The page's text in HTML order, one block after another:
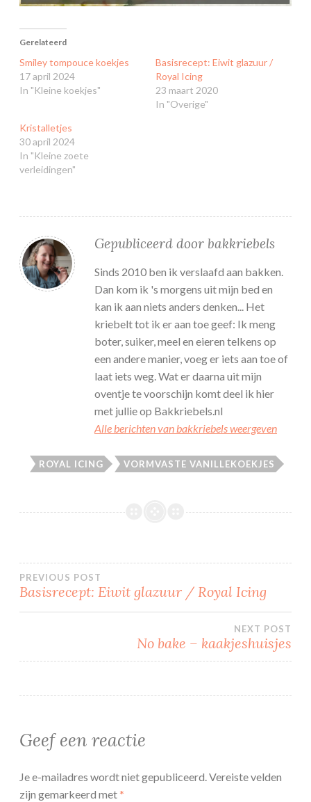
Gerelateerd
Smiley tompouce koekjes
17 april 2024
In "Kleine koekjes"
Basisrecept: Eiwit glazuur /
Royal Icing
23 maart 2020
In "Overige"
Kristalletjes
30 april 2024
In "Kleine zoete
verleidingen"
Gepubliceerd door bakkriebels
Sinds 2010 ben ik verslaafd aan bakken.
Dan kom ik 's morgens uit mijn bed en
kan ik aan niets anders denken... Het
kriebelt tot ik er aan toe geef: Ik meng
boter, suiker, meel en eieren telkens op
een andere manier, voeg er iets aan toe of
laat iets weg. Wat er daarna uit mijn
oventje te voorschijn komt deel ik hier
met jullie op Bakkriebels.nl
Alle berichten van bakkriebels weergeven
ROYAL ICING VORMVASTE VANILLEKOEKJES
Bericht
PREVIOUS POST
Basisrecept: Eiwit glazuur / Royal Icing
NEXT POST
No bake – kaakjeshuisjes
Geef een reactie
Je e-mailadres wordt niet gepubliceerd.Vereiste velden
zijn gemarkeerd met*